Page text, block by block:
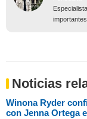
Noticias
Winona Ryder
con Jenna Ortega